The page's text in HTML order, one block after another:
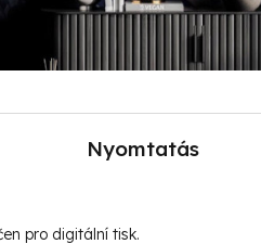
Nyomtatás
pro digitální tisk.